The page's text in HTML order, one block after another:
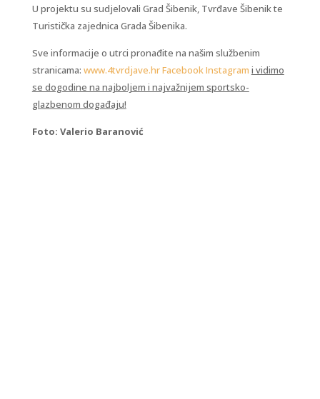
U projektu su sudjelovali Grad Šibenik, Tvrđave Šibenik te
Turistička zajednica Grada Šibenika.
Sve informacije o utrci pronađite na našim službenim
stranicama: www.4tvrdjave.hrFacebookInstagram i vidimo
se dogodine na najboljem i najvažnijem sportsko-
glazbenom događaju!
Foto: Valerio Baranović